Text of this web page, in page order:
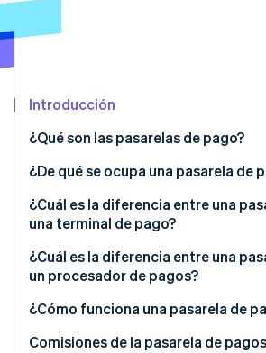
Descubre cómo Stripe construye
Introducción
¿Qué son las pasarelas de pago?
¿De qué se ocupa una pasarela de
¿Cuál es la diferencia entre una
una terminal de pago?
Dónde se utiliza cada solución
Cómo se procesan los pagos en
Cómo las pasarelas de pago y los
protegen los datos de las
¿Cuál es la diferencia entre una
un procesador de pagos?
Pasarela de pagos
Procesador de pagos
¿Cómo funciona una pasarela de
Comisiones de la pasarela de pagos